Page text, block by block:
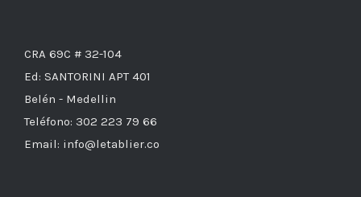
CRA 69C # 32-104
Ed: SANTORINI APT 401
Belén - Medellin
Teléfono: 302 223 79 66
Email: info@letablier.co